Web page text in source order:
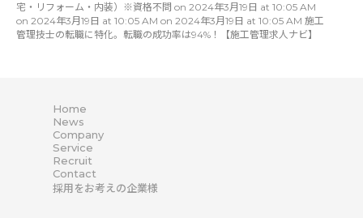
宅・リフォーム・内装）※資格不問 on 2024年3月19日 at 10:05 AM
on 2024年3月19日 at 10:05 AM on 2024年3月19日 at 10:05 AM 施工
管理技士の転職に特化。転職の成功率は94%！【施工管理求人ナビ】
Home
News
Company
Service
Recruit
Contact
採用をお考えの企業様